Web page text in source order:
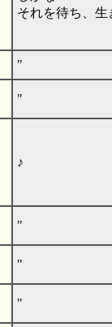
それを待ち、
"
"
♪
"
"
"